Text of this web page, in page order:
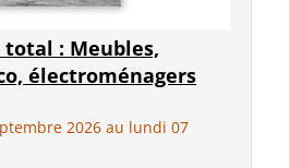
total : Meubles,
électroménagers
2026 au lundi 07